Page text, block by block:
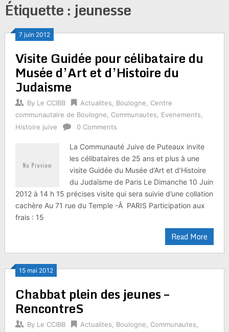
Étiquette : jeunesse
7 juin 2012
Visite Guidée pour célibataire du
Musée d’Art et d’Histoire du
Judaisme
By Le CCIBB Actualites Boulogne
Centre
communautaire de Boulogne
Communautes Evenements
Histoire juive
0 Comments
La Communauté Juive de Puteaux invite
les célibataires de 25 ans et plus à une
visite Guidée du Musée d’Art et d’Histoire
du Judaïsme de Paris Le Dimanche 10 Juin
2012 à 14 h 15 précises visite qui sera suivie d’une collation
cachère Au 71 rue du Temple -Â PARIS Participation aux
frais : 15
Read More
15 mai 2012
Chabbat plein des jeunes –
RencontreS
By Le CCIBB Actualites Boulogne Communautes